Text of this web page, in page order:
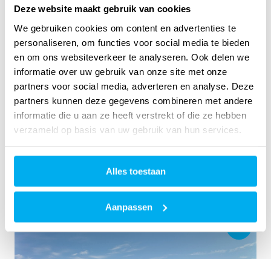
Deze website maakt gebruik van cookies
We gebruiken cookies om content en advertenties te
personaliseren, om functies voor social media te bieden
en om ons websiteverkeer te analyseren. Ook delen we
informatie over uw gebruik van onze site met onze
partners voor social media, adverteren en analyse. Deze
partners kunnen deze gegevens combineren met andere
informatie die u aan ze heeft verstrekt of die ze hebben
verzameld op basis van uw gebruik van hun services.
Alles toestaan
Aanpassen